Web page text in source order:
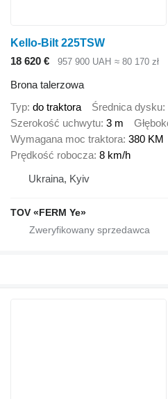
Kello-Bilt 225TSW
18 620 €
957 900 UAH ≈ 80 170 zł
Brona talerzowa
Typ do traktora Średnica dysku
Szerokość uchwytu 3 m
Wymagana moc traktora 380 KM
Prędkość robocza 8 km/h
Ukraina, Kyiv
TOV «FERM Ye»